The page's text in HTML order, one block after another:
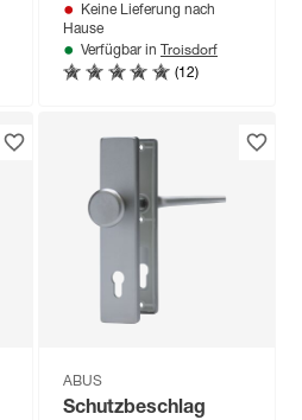
Keine Lieferung nach
Hause
Verfügbar in Troisdorf
(12)
ABUS
Schutzbeschlag